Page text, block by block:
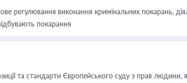
регулювання виконання кримінальних покарань,
покарання
та стандарти Європейського суду з прав людини,